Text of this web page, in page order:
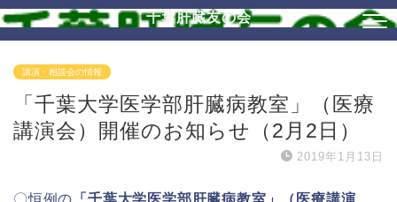
千葉肝臓友の会
講演・相談会の情報
「千葉大学医学部肝臓病教室」（医療
講演会）開催のお知らせ（2月2日）
2019年1月13日
〇恒例の 「千葉大学医学部肝臓病教室」（医療講演